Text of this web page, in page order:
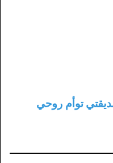
توأم روحي